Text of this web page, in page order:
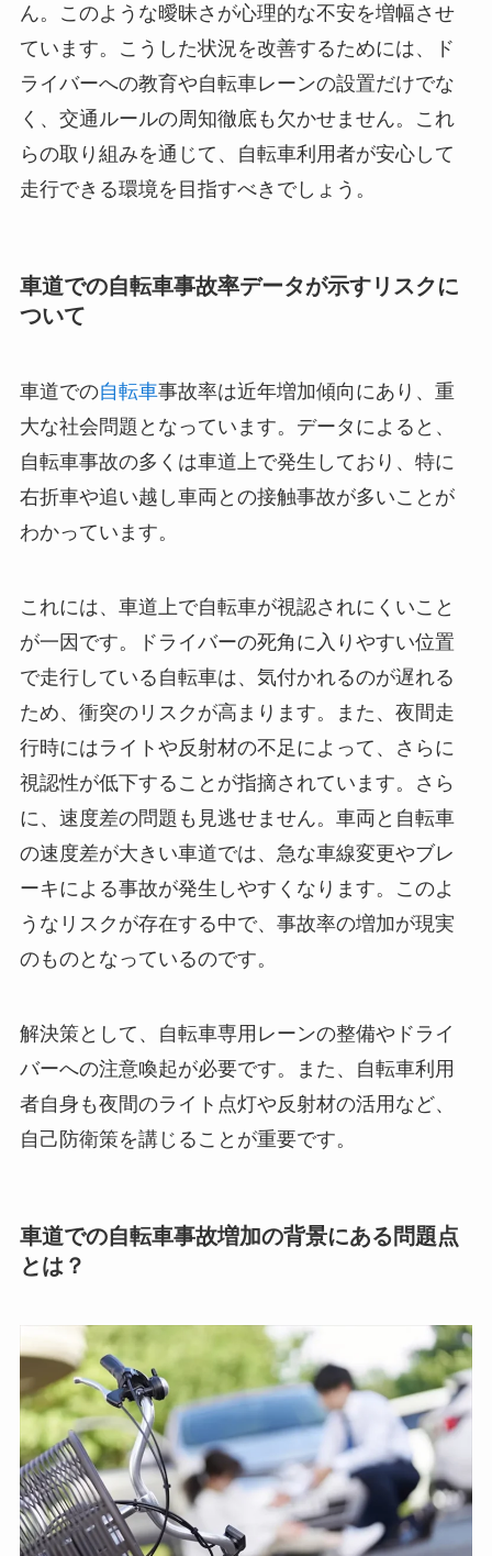
ん。このような曖昧さが心理的な不安を増幅させ
ています。こうした状況を改善するためには、ド
ライバーへの教育や自転車レーンの設置だけでな
く、交通ルールの周知徹底も欠かせません。これ
らの取り組みを通じて、自転車利用者が安心して
走行できる環境を目指すべきでしょう。
車道での自転車事故率データが示すリスクに
ついて
車道での自転車事故率は近年増加傾向にあり、重
大な社会問題となっています。データによると、
自転車事故の多くは車道上で発生しており、特に
右折車や追い越し車両との接触事故が多いことが
わかっています。
これには、車道上で自転車が視認されにくいこと
が一因です。ドライバーの死角に入りやすい位置
で走行している自転車は、気付かれるのが遅れる
ため、衝突のリスクが高まります。また、夜間走
行時にはライトや反射材の不足によって、さらに
視認性が低下することが指摘されています。さら
に、速度差の問題も見逃せません。車両と自転車
の速度差が大きい車道では、急な車線変更やブレ
ーキによる事故が発生しやすくなります。このよ
うなリスクが存在する中で、事故率の増加が現実
のものとなっているのです。
解決策として、自転車専用レーンの整備やドライ
バーへの注意喚起が必要です。また、自転車利用
者自身も夜間のライト点灯や反射材の活用など、
自己防衛策を講じることが重要です。
車道での自転車事故増加の背景にある問題点
とは？